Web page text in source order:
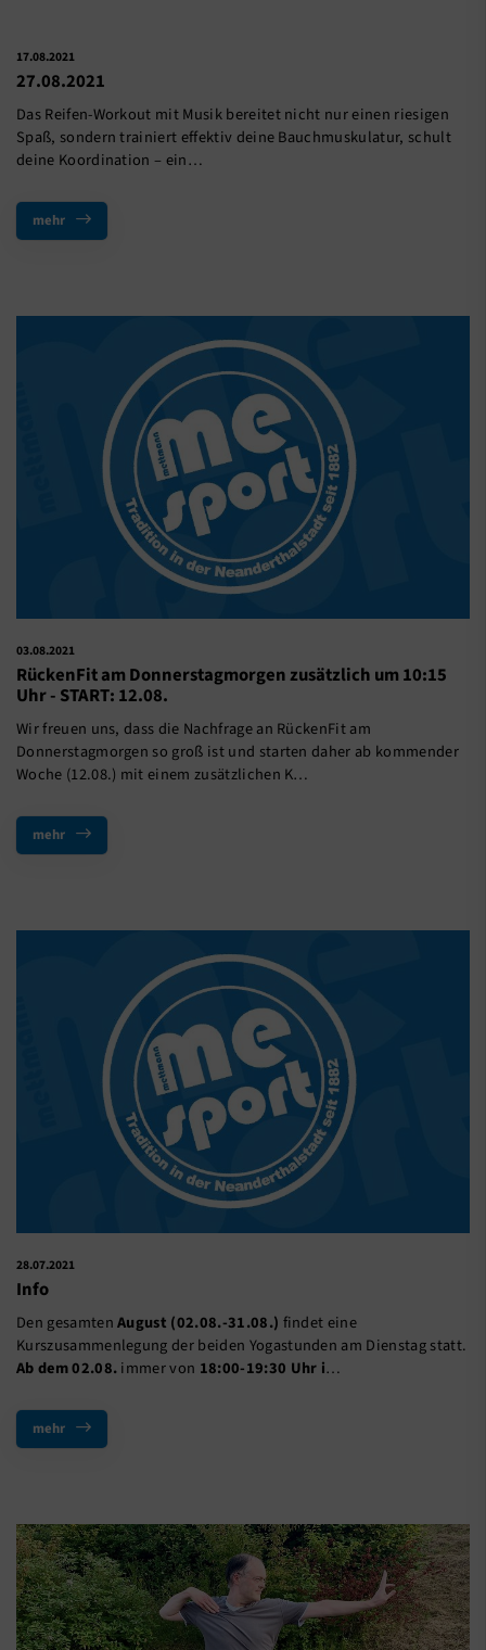
17.08.2021
27.08.2021
Das Reifen-Workout mit Musik bereitet nicht nur einen riesigen
Spaß, sondern trainiert effektiv deine Bauchmuskulatur, schult
deine Koordination – ein…
mehr
03.08.2021
RückenFit am Donnerstagmorgen zusätzlich um 10:15
Uhr - START: 12.08.
Wir freuen uns, dass die Nachfrage an RückenFit am
Donnerstagmorgen so groß ist und starten daher ab kommender
Woche (12.08.) mit einem zusätzlichen K…
mehr
28.07.2021
Info
Den gesamtenAugust (02.08.-31.08.) findet eine
Kurszusammenlegung der beiden Yogastunden am Dienstag statt.
Ab dem 02.08.immer von 18:00-19:30 Uhr i…
mehr